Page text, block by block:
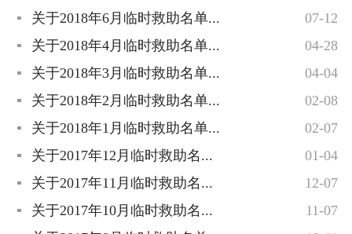
关于2018年6月临时救助名单...
07-12
关于2018年4月临时救助名单...
04-28
关于2018年3月临时救助名单...
04-04
关于2018年2月临时救助名单...
02-08
关于2018年1月临时救助名单...
02-07
关于2017年12月临时救助名...
01-04
关于2017年11月临时救助名...
12-07
关于2017年10月临时救助名...
11-07